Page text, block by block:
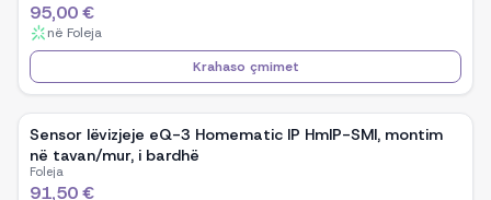
95,00 €
në Foleja
Krahaso çmimet
Sensor lëvizjeje eQ-3 Homematic IP HmIP-SMI, montim
në tavan/mur, i bardhë
Foleja
91,50 €